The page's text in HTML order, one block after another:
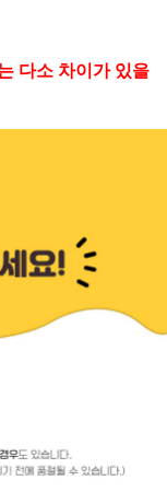
다소 차이가 있을